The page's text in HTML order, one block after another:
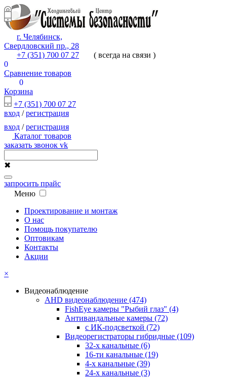
г. Челябинск,
Свердловский пр., 28
+7 (351) 700 07 27
( всегда на связи )
0
Сравнение товаров
0
Корзина
+7 (351) 700 07 27
вход /регистрация
вход /регистрация
Каталог товаров
заказать звонок vk
✖
запросить прайс
Меню
Проектирование и монтаж
О нас
Помощь покупателю
Оптовикам
Контакты
Акции
×
Видеонаблюдение
AHD видеонаблюдение (474)
FishEye камеры "Рыбий глаз" (4)
Антивандальные камеры (72)
с ИК-подсветкой (72)
Видеорегистраторы гибридные (109)
32-х канальные (6)
16-ти канальные (19)
4-х канальные (39)
24-х канальные (3)